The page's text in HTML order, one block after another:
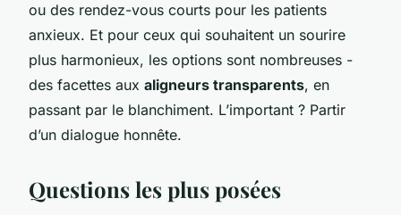
ou des rendez-vous courts pour les patients
anxieux. Et pour ceux qui souhaitent un sourire
plus harmonieux, les options sont nombreuses -
des facettes aux aligneurs transparents, en
passant par le blanchiment. L’important ? Partir
d’un dialogue honnête.
Questions les plus posées